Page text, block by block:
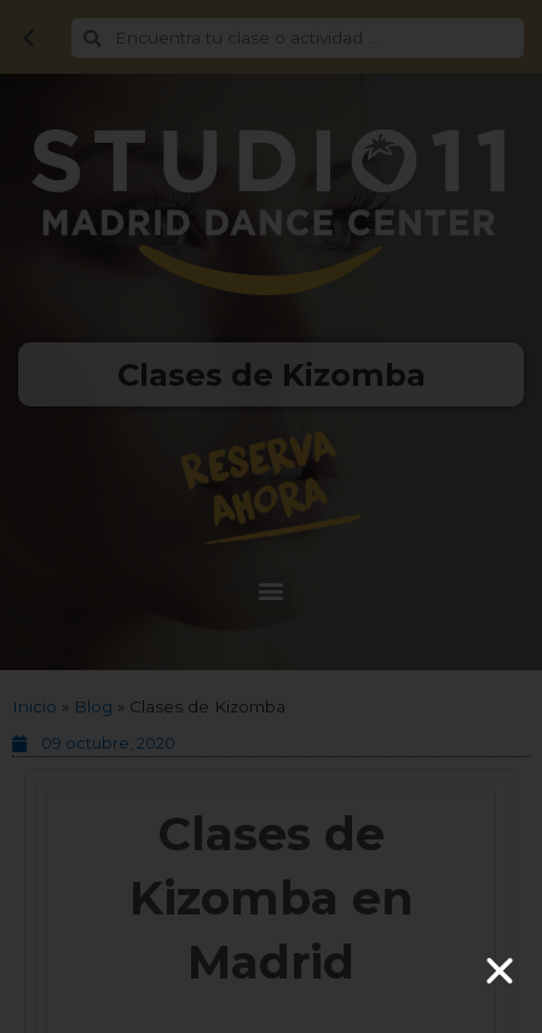
Clases de Kizomba
Inicio » Blog » Clases de Kizomba
09 octubre, 2020
Clases de
Kizomba en
Madrid